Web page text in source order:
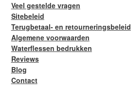
Veel gestelde vragen
Sitebeleid
Terugbetaal- en retourneringsbeleid
Algemene voorwaarden
Waterflessen bedrukken
Reviews
Blog
Contact